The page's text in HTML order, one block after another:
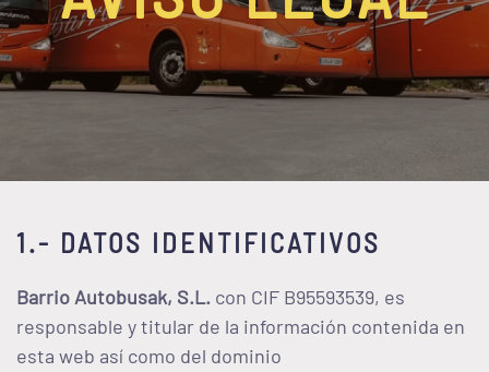
1.- DATOS IDENTIFICATIVOS
Barrio Autobusak, S.L. con CIF B95593539, es
responsable y titular de la información contenida en
esta web así como del dominio